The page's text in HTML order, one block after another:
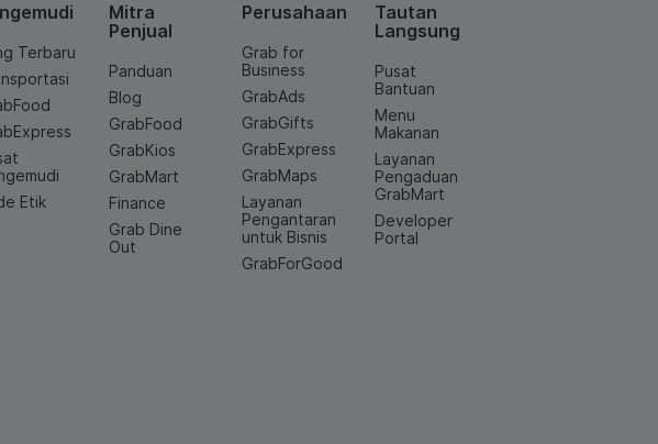
Terbaru
Etik
Mitra
Penjual
Panduan
Blog
GrabFood
GrabKios
GrabMart
Finance
Grab Dine
Out
Perusahaan
Grab for
Business
GrabAds
GrabGifts
GrabExpress
GrabMaps
Layanan
Pengantaran
untuk Bisnis
GrabForGood
Tautan
Langsung
Pusat
Bantuan
Menu
Makanan
Layanan
Pengaduan
GrabMart
Developer
Portal